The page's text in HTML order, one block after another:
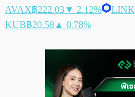
AVAX฿222.03▼ 2.12% LINK
KUB฿20.58 ▲ 0.78%